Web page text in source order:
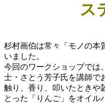
ス
杉村画伯は常々「モノの本
いました。
今回のワークショップでは
士・さとう芳子氏を講師で
触り、香り、叩いたときや
とった「りんご」をオイル